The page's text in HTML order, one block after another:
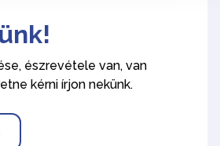
észrevétele van, van
kérni írjon nekünk.